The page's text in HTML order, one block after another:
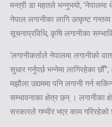
मन्त्री डा महतले भन्नुभयो,
नेपाल लगानीका लागि उत्कृष्ट
सूचनाप्रविधि, कृषि लगानीका
‘लगानीकर्ताले नेपालमा लगानीको
सुधार गर्नुपर्छ भन्नेमा लागिरहेका
मझौला उद्यममा पनि लगानी गर्न
सम्भावनाका क्षेत्र छन् । लगानीका
सरकारले गम्भीर भएर काम गरिरहेको